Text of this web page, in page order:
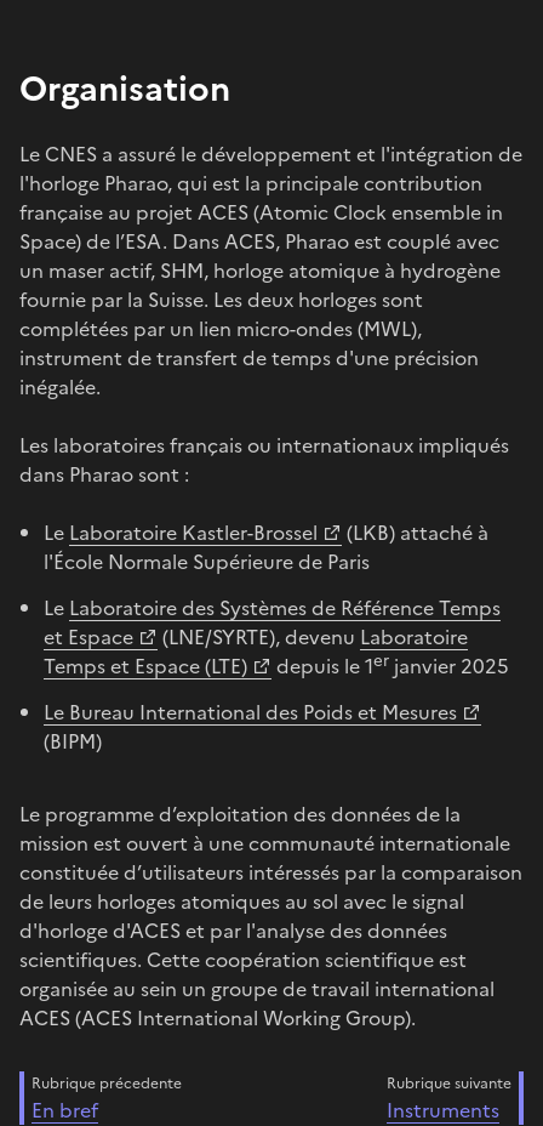
Organisation
Le CNES a assuré le développement et l'intégration de
l'horloge Pharao, qui est la principale contribution
française au projet ACES (Atomic Clock ensemble in
Space) de l’ESA. Dans ACES, Pharao est couplé avec
un maser actif, SHM, horloge atomique à hydrogène
fournie par la Suisse. Les deux horloges sont
complétées par un lien micro-ondes (MWL),
instrument de transfert de temps d'une précision
inégalée.
Les laboratoires français ou internationaux impliqués
dans Pharao sont :
Le Laboratoire Kastler-Brossel
(LKB) attaché à
l'École Normale Supérieure de Paris
Le Laboratoire des Systèmes de Référence Temps
et Espace
(LNE/SYRTE), devenu Laboratoire
Temps et Espace (LTE)
depuis le 1er janvier 2025
Le Bureau International des Poids et Mesures
(BIPM)
Le programme d’exploitation des données de la
mission est ouvert à une communauté internationale
constituée d’utilisateurs intéressés par la comparaison
de leurs horloges atomiques au sol avec le signal
d'horloge d'ACES et par l'analyse des données
scientifiques. Cette coopération scientifique est
organisée au sein un groupe de travail international
ACES (ACES International Working Group).
Rubrique précedente
En bref
Rubrique suivante
Instruments